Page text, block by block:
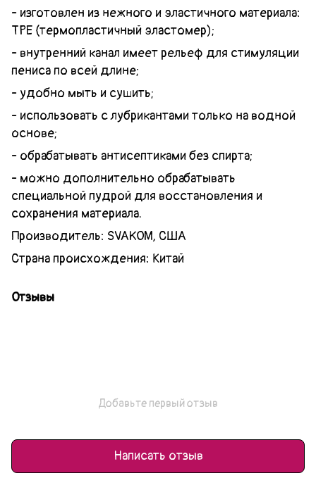
- изготовлен из нежного и эластичного материала:
TPE (термопластичный эластомер);
- внутренний канал имеет рельеф для стимуляции
пениса по всей длине;
- удобно мыть и сушить;
- использовать с лубрикантами только на водной
основе;
- обрабатывать антисептиками без спирта;
- можно дополнительно обрабатывать
специальной пудрой для восстановления и
сохранения материала.
Производитель: SVAKOM, США
Страна происхождения: Китай
Отзывы
Добавьте первый отзыв
Написать отзыв